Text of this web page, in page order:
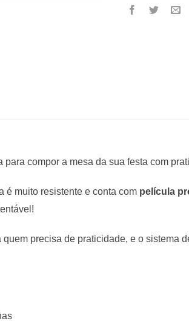
para compor a mesa da sua festa com
é muito resistente e conta com película
quem precisa de praticidade, e o sistema